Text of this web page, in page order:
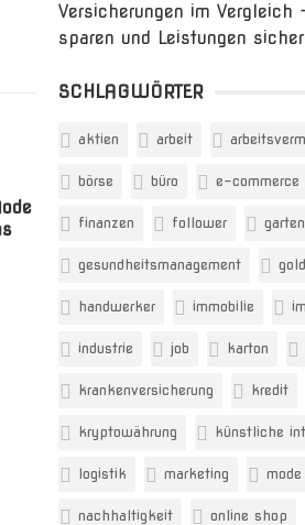
Versicherungen im Vergleich
sparen und Leistungen
SCHLAGWÖRTER
aktien arbeit
börse büro e-commerce
finanzen follower
gesundheitsmanagement gold
handwerker immobilie
industrie job karton
krankenversicherung kredit
kryptowährung künstliche
logistik marketing mode
nachhaltigkeit online shop